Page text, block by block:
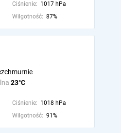
Ciśnienie: 1017 hPa
Wilgotność: 87%
23°C
Ciśnienie: 1018 hPa
Wilgotność: 91%